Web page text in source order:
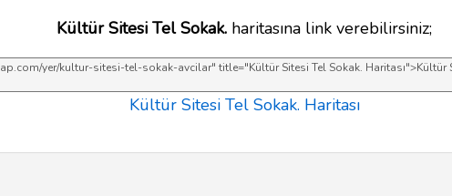
Kültür Sitesi Tel Sokak. haritasına link verebilirsiniz;
Kültür Sitesi Tel Sokak. Haritası